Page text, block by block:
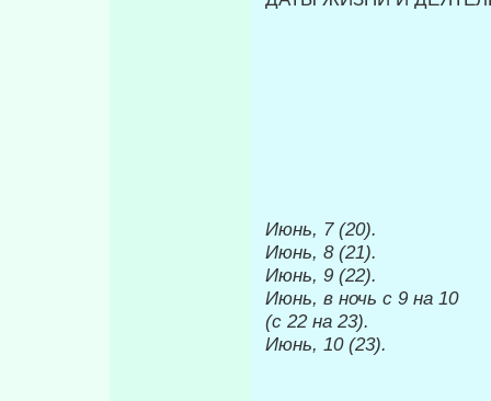
Июнь, 7 (20).
Июнь, 8 (21).
Июнь, 9 (22).
Июнь, в ночь с 9 на 10
(с 22 на 23).
Июнь, 10 (23).